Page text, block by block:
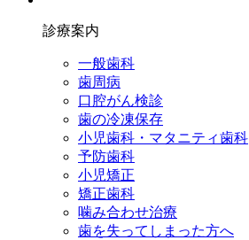
診療案内
一般歯科
歯周病
口腔がん検診
歯の冷凍保存
小児歯科・マタニティ歯科
予防歯科
小児矯正
矯正歯科
噛み合わせ治療
歯を失ってしまった方へ